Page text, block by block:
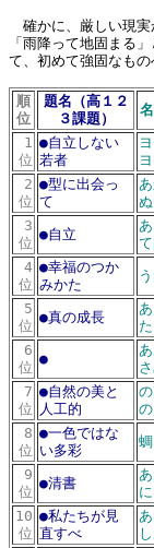
確かに、厳しい現実
「雨降って地固まる
て、初めて強固なもの
順
位
題名（高１２
３課題）
1
位
●自立しない
若者
ヨ
2
位
●型に出会っ
て
ぬ
3
位
●自立
あ
4
位
●幸福のつか
みかた
5
位
●真の成長
あ
6
位
●
7
位
●自然の美と
人工的
の
8
位
●一色ではな
い多彩
蜩
9
位
●清書
10
位
●私たちが見
直すべ
あ